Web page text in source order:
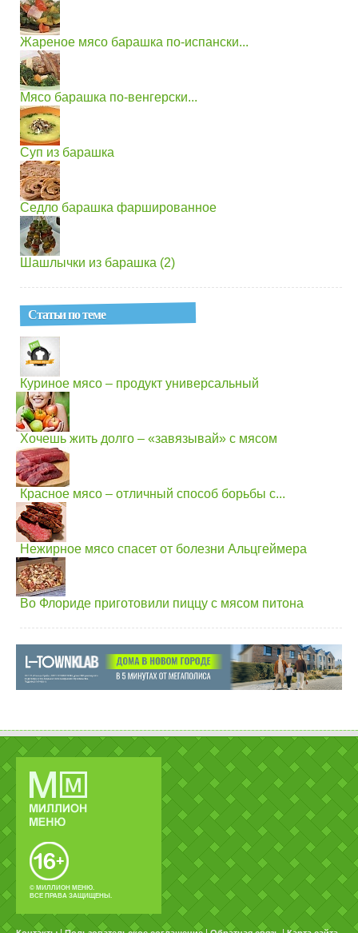
Жареное мясо барашка по-испански...
Мясо барашка по-венгерски...
Суп из барашка
Седло барашка фаршированное
Шашлычки из барашка (2)
Статьи по теме
Куриное мясо – продукт универсальный
Хочешь жить долго – «завязывай» с мясом
Красное мясо – отличный способ борьбы с...
Нежирное мясо спасет от болезни Альцгеймера
Во Флориде приготовили пиццу с мясом питона
© МИЛЛИОН МЕНЮ.
ВСЕ ПРАВА ЗАЩИЩЕНЫ.